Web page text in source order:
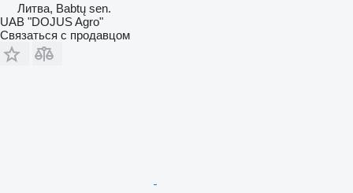
Литва, Babtų sen.
UAB "DOJUS Agro"
Связаться с продавцом